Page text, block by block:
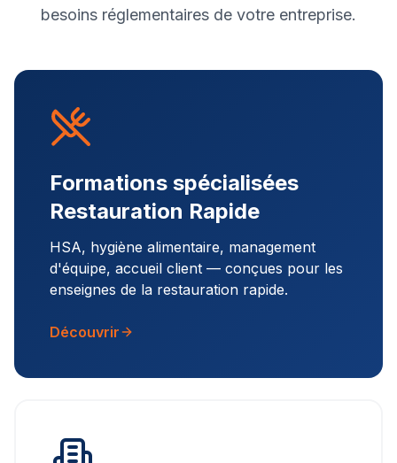
besoins réglementaires de votre entreprise.
Formations spécialisées
Restauration Rapide
HSA, hygiène alimentaire, management
d'équipe, accueil client — conçues pour les
enseignes de la restauration rapide.
Découvrir